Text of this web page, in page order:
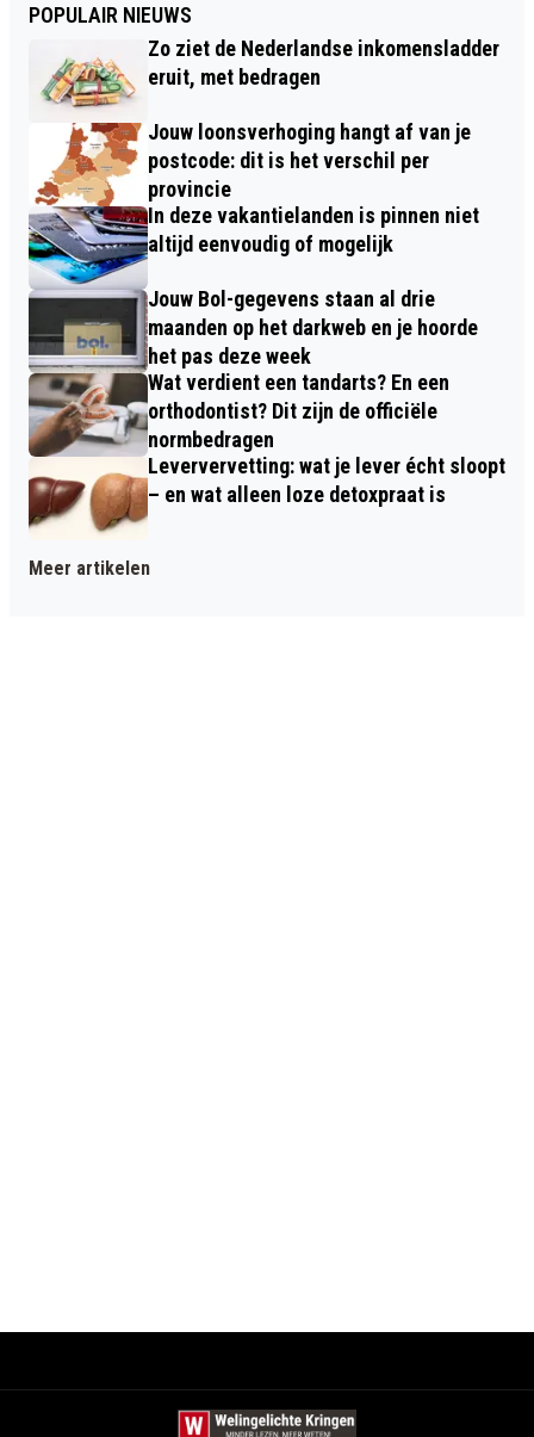
POPULAIR NIEUWS
Zo ziet de Nederlandse inkomensladder
eruit, met bedragen
Jouw loonsverhoging hangt af van je
postcode: dit is het verschil per
provincie
In deze vakantielanden is pinnen niet
altijd eenvoudig of mogelijk
Jouw Bol-gegevens staan al drie
maanden op het darkweb en je hoorde
het pas deze week
Wat verdient een tandarts? En een
orthodontist? Dit zijn de officiële
normbedragen
Leververvetting: wat je lever écht sloopt
– en wat alleen loze detoxpraat is
Meer artikelen